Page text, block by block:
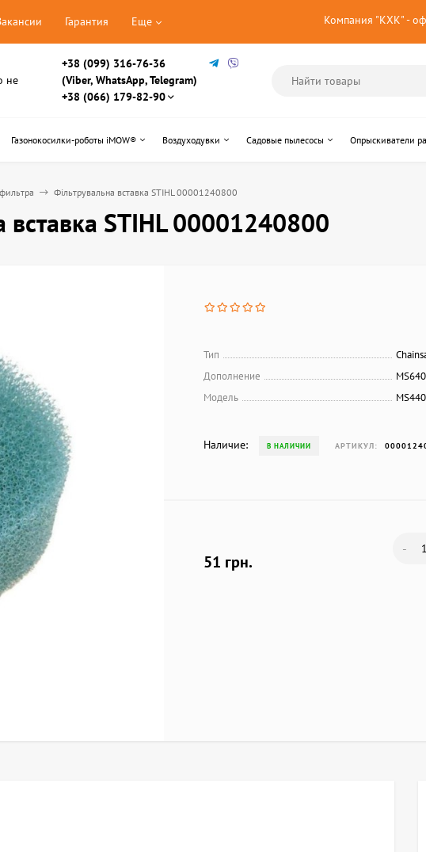
Компания "КХК" -
Гарантия Еще
не
+38 (099) 316-76-36
(Viber, WhatsApp, Telegram)
+38 (066) 179-82-90
Газонокосилки-роботы iMOW® Воздуходувки Садовые пылесосы Опрыскиватели
Фільтрувальна вставка STIHL 00001240800
вставка STIHL 00001240800
Тип
Дополнение
Модель
Наличие: В НАЛИЧИИ АРТИКУЛ:
51 грн.
-